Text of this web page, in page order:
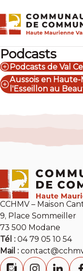
to
content
Podcasts
Podcasts de Val
Aussois en Haute-
l'Esseillon au
CCHMV – Maison
9, Place Sommeiller
73 500 Modane
Tél : 04 79 05 10 54
Mail :